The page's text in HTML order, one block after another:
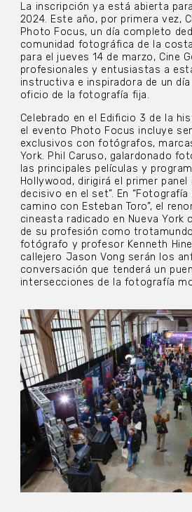
La inscripción ya está abierta
2024. Este año, por primera vez,
Photo Focus, un día completo
comunidad fotográfica de la
para el jueves 14 de marzo, Cine
profesionales y entusiastas a
instructiva e inspiradora de un
oficio de la fotografía fija.
Celebrado en el Edificio 3 de la
el evento Photo Focus incluye
exclusivos con fotógrafos,
York. Phil Caruso, galardonado
las principales películas y
Hollywood, dirigirá el primer panel
decisivo en el set”. En “Fotografía
camino con Esteban Toro”, el
cineasta radicado en Nueva York
de su profesión como
fotógrafo y profesor Kenneth
callejero Jason Vong serán los
conversación que tenderá un
intersecciones de la fotografía